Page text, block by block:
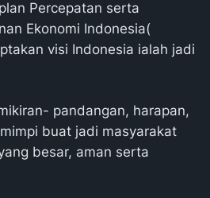
Percepatan serta
Ekonomi Indonesia(
visi Indonesia ialah jadi
pandangan, harapan,
buat jadi masyarakat
besar, aman serta